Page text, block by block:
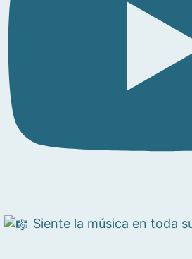
Siente la música en toda